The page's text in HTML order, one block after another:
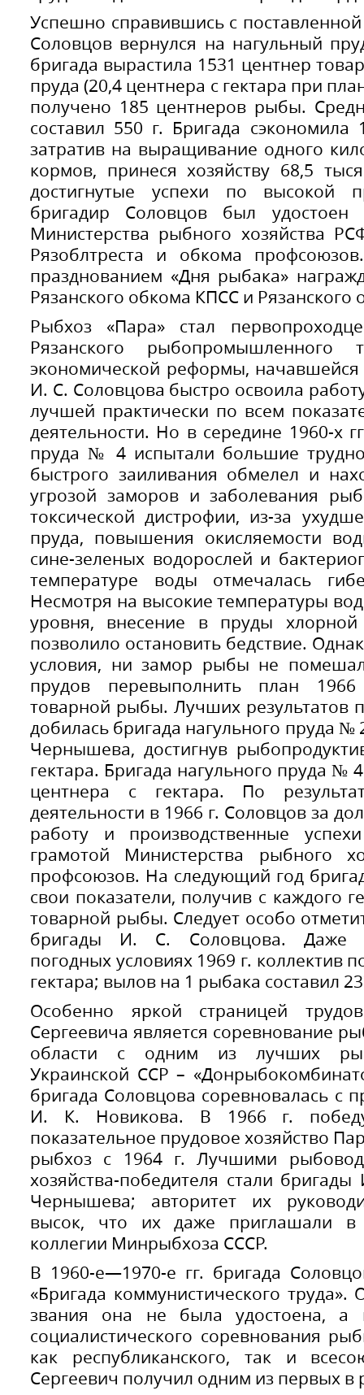
Успешно справившись с поставленной
Соловцов вернулся на нагульный
бригада вырастила 1531 центнер
пруда (20,4 центнера с гектара при
получено 185 центнеров рыбы.
составил 550 г. Бригада
затратив на выращивание одного
кормов, принеся хозяйству 68,5
достигнутые успехи по высокой
бригадир Соловцов был удостоен
Министерства рыбного хозяйства
Рязоблтреста и обкома
празднованием «Дня рыбака»
Рязанского обкома КПСС и Рязанского
Рыбхоз «Пара» стал
Рязанского рыбопромышленного
экономической реформы, начавшейся
И. С. Соловцова быстро освоила
лучшей практически по всем
деятельности. Но в середине 1960-х
пруда № 4 испытали большие
быстрого заиливания обмелел и
угрозой заморов и заболевания
токсической дистрофии, из-за
пруда, повышения окисляемости
сине-зеленых водорослей и
температуре воды отмечалась
Несмотря на высокие температуры
уровня, внесение в пруды
позволило остановить бедствие.
условия, ни замор рыбы не
прудов перевыполнить план
товарной рыбы. Лучших результатов
добилась бригада нагульного пруда №
Чернышева, достигнув
гектара. Бригада нагульного пруда
центнера с гектара. По
деятельности в 1966 г. Соловцов за
работу и производственные
грамотой Министерства рыбного
профсоюзов. На следующий год
свои показатели, получив с каждого
товарной рыбы. Следует особо
бригады И. С. Соловцова. Даже
погодных условиях 1969 г. коллектив
гектара; вылов на 1 рыбака составил
Особенно яркой страницей
Сергеевича является соревнование
области с одним из лучших
Украинской ССР –
бригада Соловцова соревновалась с
И. К. Новикова. В 1966 г.
показательное прудовое хозяйство
рыбхоз с 1964 г. Лучшими
хозяйства-победителя стали
Чернышева; авторитет их
высок, что их даже приглашали в
коллегии Минрыбхоза СССР.
В 1960-е—1970-е гг. бригада
«Бригада коммунистического труда».
звания она не была удостоена, а
социалистического соревнования
как республиканского, так и
Сергеевич получил одним из первых в